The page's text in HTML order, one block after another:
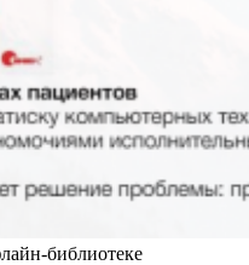
библиотеке